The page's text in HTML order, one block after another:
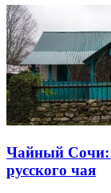
Чайный Сочи:
русского чая